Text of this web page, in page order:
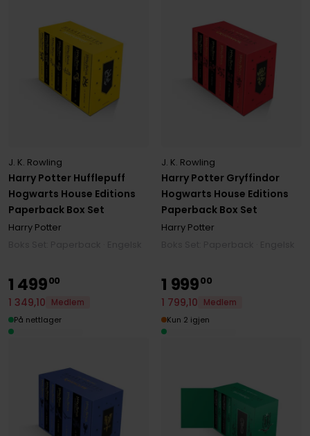
Harry Potter Hufflepuff
Hogwarts House Editions
Paperback Box Set
J. K. Rowling
Harry Potter
Harry Potter Gryffindor
Hogwarts House Editions
Paperback Box Set
J. K. Rowling
Harry Potter
1 49900
1 349,10
Medlem
På nettlager
1 99900
1 799,10
Medlem
Kun 2 igjen